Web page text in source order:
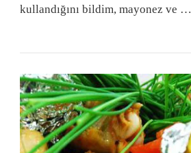
kullandığını bildim, mayonez ve …